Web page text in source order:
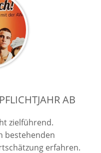
AB
zielführend.
bestehenden
erfahren.